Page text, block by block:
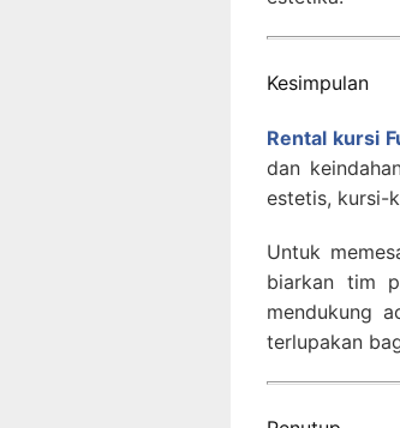
Kesimpulan
Rental kursi
dan
estetis, kursi-
Untuk
biarkan tim
mendukung
terlupakan